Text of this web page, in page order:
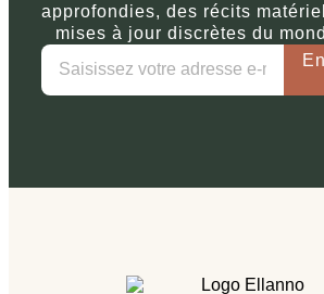
approfondies, des récits
mises à jour discrètes du